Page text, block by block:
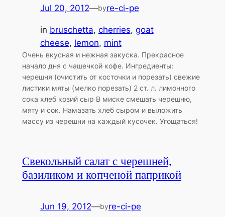
Jul 20, 2012—byre-ci-pe
in bruschetta, cherries, goat
cheese, lemon, mint
Очень вкусная и нежная закуска. Прекрасное
начало дня с чашечкой кофе. Ингредиенты:
черешня (очистить от косточки и порезать) свежие
листики мяты (мелко порезать) 2 ст. л. лимонного
сока хлеб козий сыр В миске смешать черешню,
мяту и сок. Намазать хлеб сыром и выложить
массу из черешни на каждый кусочек. Угощаться!
Свекольный салат с черешней,
базиликом и копченой паприкой
Jun 19, 2012—byre-ci-pe